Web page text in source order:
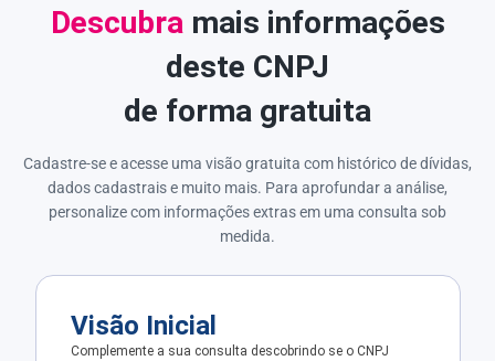
Descubra mais informações
deste CNPJ
de forma gratuita
Cadastre-se e acesse uma visão gratuita com histórico de dívidas,
dados cadastrais e muito mais. Para aprofundar a análise,
personalize com informações extras em uma consulta sob
medida.
Visão Inicial
Complemente a sua consulta descobrindo se o CNPJ